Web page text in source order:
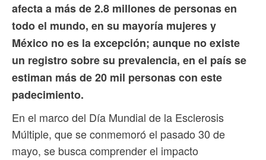
afecta a más de 2.8 millones de personas en
todo el mundo, en su mayoría mujeres y
México no es la excepción; aunque no existe
un registro sobre su prevalencia, en el país se
estiman más de 20 mil personas con este
padecimiento.
En el marco del Día Mundial de la Esclerosis
Múltiple, que se conmemoró el pasado 30 de
mayo, se busca comprender el impacto